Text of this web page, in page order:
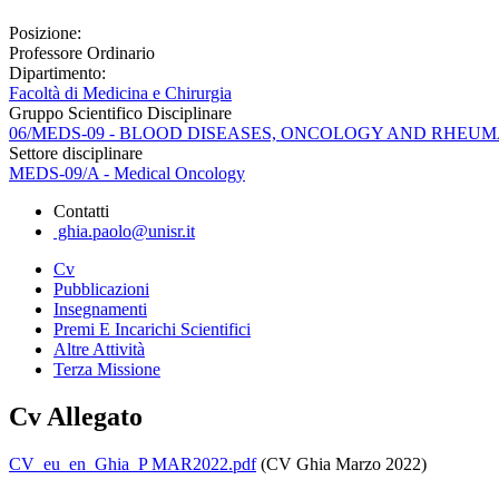
Posizione:
Professore Ordinario
Dipartimento:
Facoltà di Medicina e Chirurgia
Gruppo Scientifico Disciplinare
06/MEDS-09 - BLOOD DISEASES, ONCOLOGY AND
Settore disciplinare
MEDS-09/A - Medical Oncology
Contatti
ghia.paolo@unisr.it
Cv
Pubblicazioni
Insegnamenti
Premi E Incarichi Scientifici
Altre Attività
Terza Missione
Cv Allegato
CV_eu_en_Ghia_P MAR2022.pdf(CV Ghia Marzo 2022)